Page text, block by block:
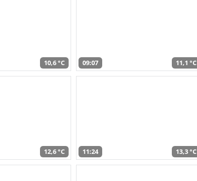
10,6 °C 09:07 11,1 °C
12,6 °C 11:24 13,3 °C